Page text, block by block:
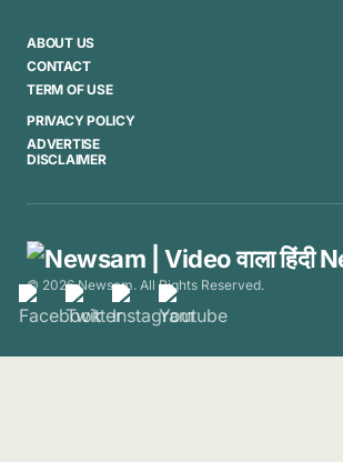
ABOUT US
CONTACT
TERM OF USE
PRIVACY POLICY
ADVERTISE
DISCLAIMER
© 2026 Newsam. All Rights Reserved.